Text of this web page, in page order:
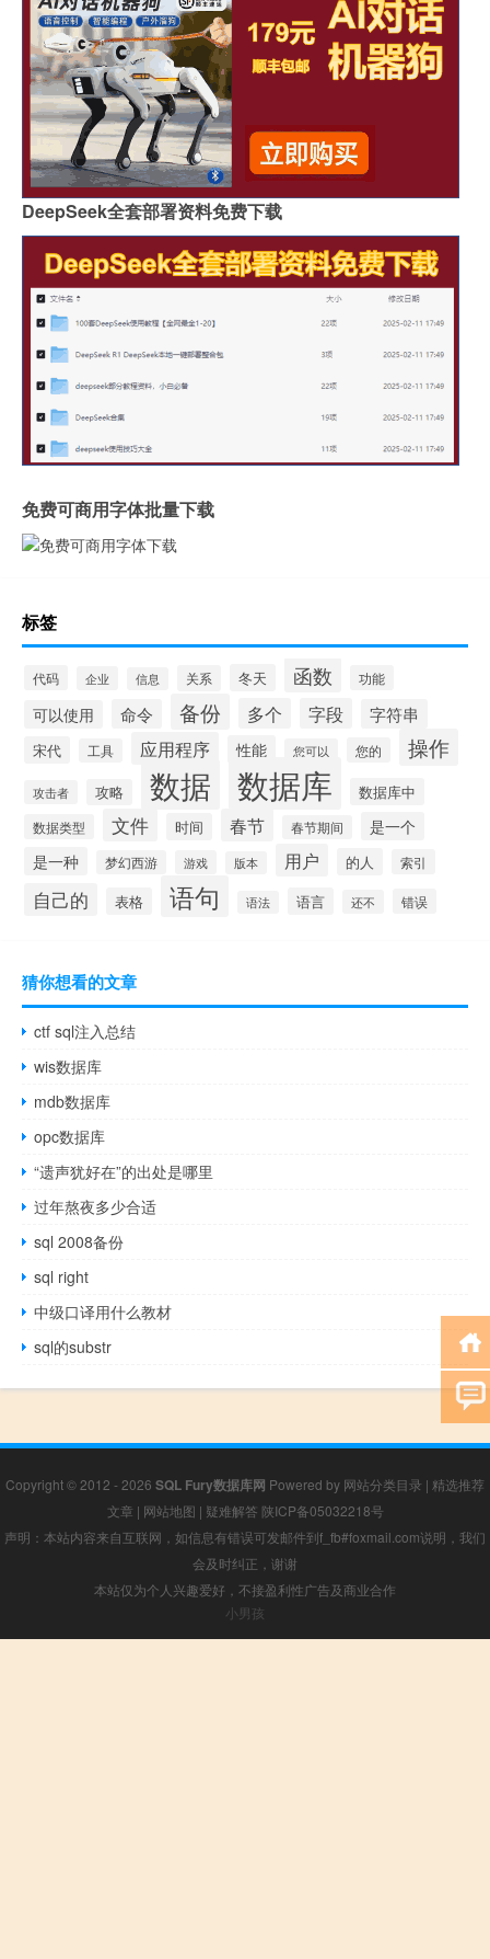
DeepSeek全套部署资料免费下载
免费可商用字体批量下载
标签
代码 企业 信息 关系 冬天 函数 功能
可以使用 命令 备份 多个 字段 字符串
宋代 工具 应用程序 性能 您可以 您的 操作
攻击者 攻略 数据 数据库 数据库中
数据类型 文件 时间 春节 春节期间
是一个
是一种
梦幻西游 游戏 版本 用户 的人 索引
自己的 表格 语句 语法 语言 还不 错误
猜你想看的文章
ctf sql注入总结
wis数据库
mdb数据库
opc数据库
“遗声犹好在”的出处是哪里
过年熬夜多少合适
sql 2008备份
sql right
中级口译用什么教材
sql的substr
Copyright © 2012 - 2026 SQL Fury数据库网 Powered by 网站分类目录 | 精选推荐
文章 | 网站地图 | 疑难解答 陕ICP备05032218号
声明：本站内容来自互联网，如信息有错误可发邮件到f_fb#foxmail.com说明，我们
会及时纠正，谢谢
本站仅为个人兴趣爱好，不接盈利性广告及商业合作
小男孩